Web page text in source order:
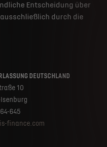
Entscheidung über
durch die
DEUTSCHLAND
10
645
finance.com